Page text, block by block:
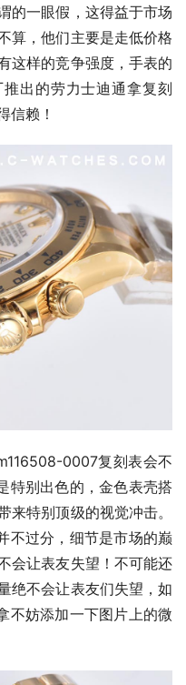
的一眼假，这得益于市场
算，他们主要是走低价格
这样的竞争强度，手表的
出的劳力士迪通拿复刻
信赖！
0007复刻表会不
特别出色的，金色表壳搭
来特别顶级的视觉冲击。
不过分，细节是市场的巅
会让表友失望！不可能还
绝不会让表友们失望，如
不妨添加一下图片上的微